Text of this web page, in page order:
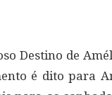
Destino de
é dito para